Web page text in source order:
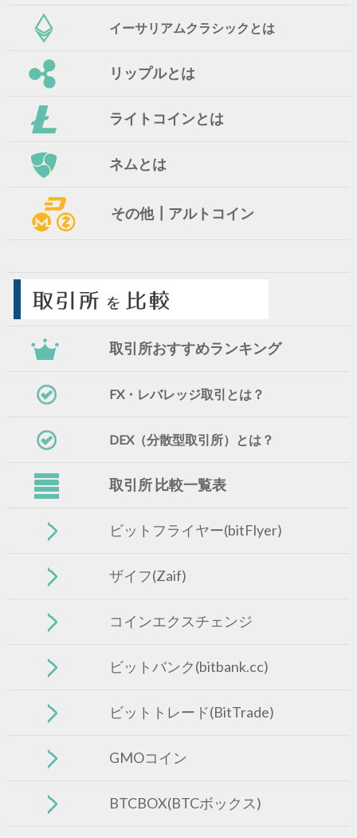
イーサリアムクラシックとは
リップルとは
ライトコインとは
ネムとは
その他┃アルトコイン
取引所おすすめランキング
FX・レバレッジ取引とは？
DEX（分散型取引所）とは？
取引所 比較一覧表
ビットフライヤー(bitFlyer)
ザイフ(Zaif)
コインエクスチェンジ
ビットバンク(bitbank.cc)
ビットトレード(BitTrade)
GMOコイン
BTCBOX(BTCボックス)